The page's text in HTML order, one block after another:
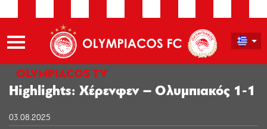
OLYMPIACOS TV
Highlights: Χέρενφεν – Ολυμπιακός 1-1
03.08.2025